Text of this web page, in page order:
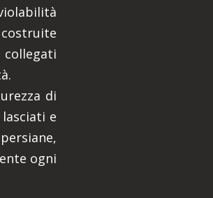
di
e
ogni